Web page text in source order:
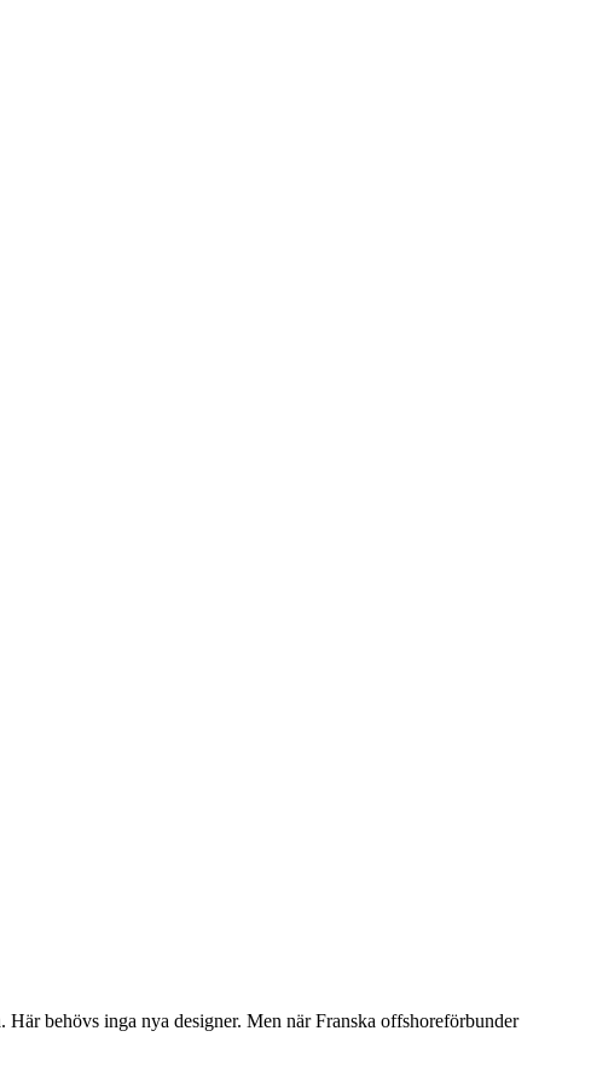
behövs inga nya designer. Men när Franska offshoreförbunder